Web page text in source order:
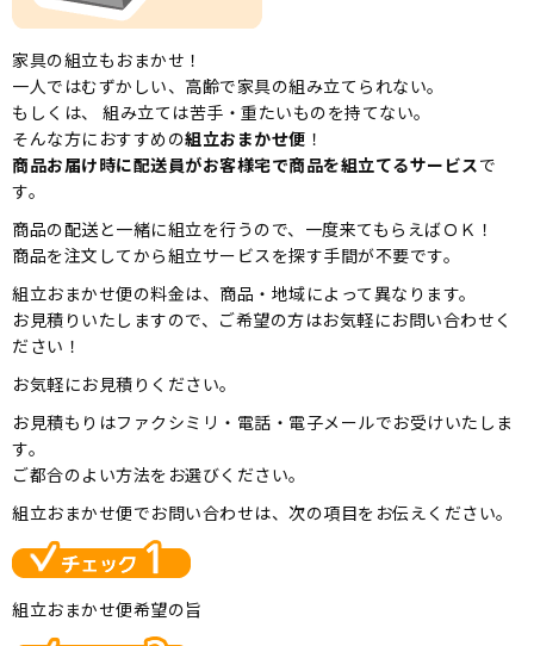
家具の組立もおまかせ！
一人ではむずかしい、高齢で家具の組み立てられない。
もしくは、 組み立ては苦手・重たいものを持てない。
そんな方におすすめの組立おまかせ便 ！
商品お届け時に配送員がお客様宅で商品を組立てるサービスで
す。
商品の配送と一緒に組立を行うので、一度来てもらえばＯＫ！
商品を注文してから組立サービスを探す手間が不要です。
組立おまかせ便の料金は、商品・地域によって異なります。
お見積りいたしますので、ご希望の方はお気軽にお問い合わせく
ださい！
お気軽にお見積りください。
お見積もりはファクシミリ・電話・電子メールでお受けいたしま
す。
ご都合のよい方法をお選びください。
組立おまかせ便でお問い合わせは、次の項目をお伝えください。
組立おまかせ便希望の旨